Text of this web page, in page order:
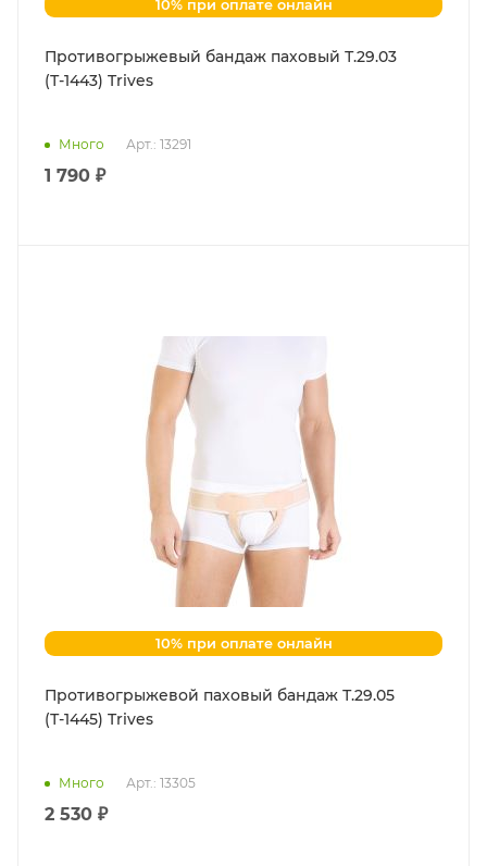
10% при оплате онлайн
Противогрыжевый бандаж паховый Т.29.03
(Т-1443) Trives
Много Арт.: 13291
1 790 ₽
10% при оплате онлайн
Противогрыжевой паховый бандаж Т.29.05
(Т-1445) Trives
Много Арт.: 13305
2 530 ₽